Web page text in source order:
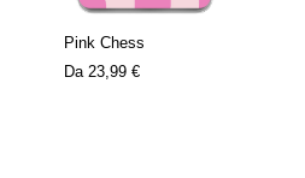
Pink Chess
Da 23,99 €